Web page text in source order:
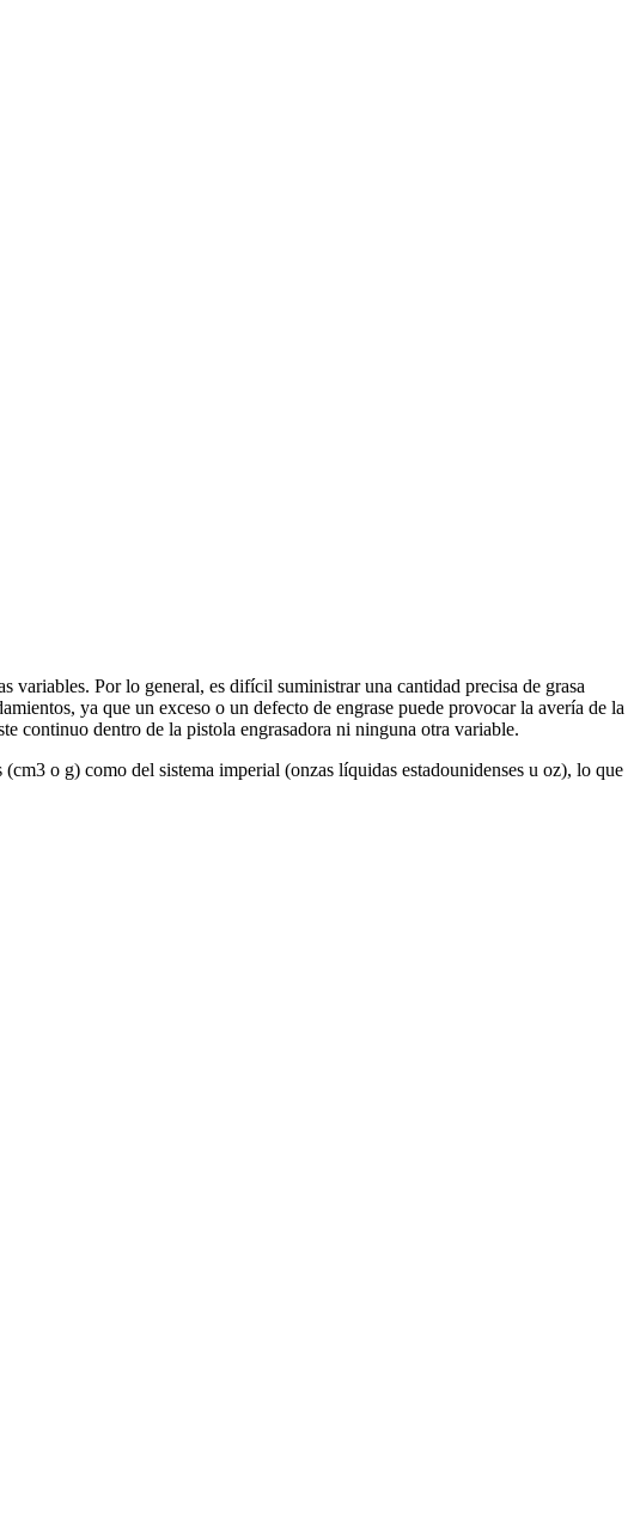
variables. Por lo general, es difícil suministrar una cantidad precisa de grasa
ya que un exceso o un defecto de engrase puede provocar la avería de la
continuo dentro de la pistola engrasadora ni ninguna otra variable.
o g) como del sistema imperial (onzas líquidas estadounidenses u oz), lo que